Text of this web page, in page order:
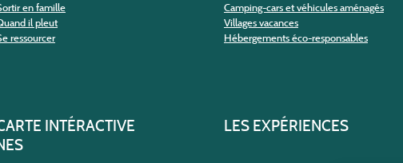
en famille
il pleut
ressourcer
Camping-cars et véhicules aménagés
Villages vacances
Hébergements éco-responsables
INTÉRACTIVE
LES EXPÉRIENCES